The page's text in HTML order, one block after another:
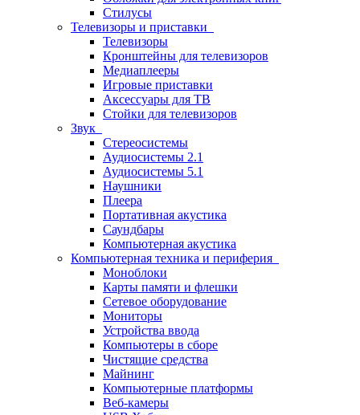
Стилусы
Телевизоры и приставки
Телевизоры
Кронштейны для телевизоров
Медиаплееры
Игровые приставки
Аксессуары для ТВ
Стойки для телевизоров
Звук
Стереосистемы
Аудиосистемы 2.1
Аудиосистемы 5.1
Наушники
Плеера
Портативная акустика
Саундбары
Компьютерная акустика
Компьютерная техника и периферия
Моноблоки
Карты памяти и флешки
Сетевое оборудование
Мониторы
Устройства ввода
Компьютеры в сборе
Чистящие средства
Майнинг
Компьютерные платформы
Веб-камеры